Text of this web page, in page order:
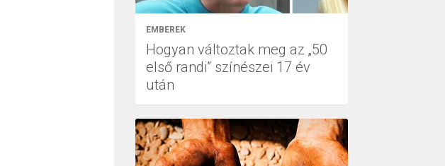
EMBEREK
Hogyan változtak meg az „50
első randi” színészei 17 év
után